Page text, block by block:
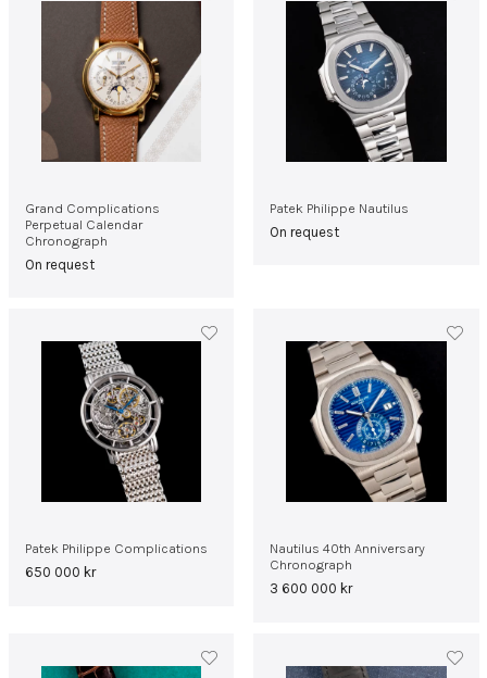
Grand Complications
Perpetual Calendar
Chronograph
On request
Patek Philippe Nautilus
On request
Patek Philippe Complications
650 000 kr
Nautilus 40th Anniversary
Chronograph
3 600 000 kr